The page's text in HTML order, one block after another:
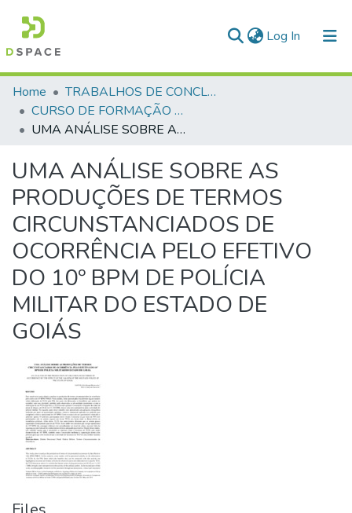
Log In (current)
Communities & Collections
All of DSpace
Home
TRABALHOS DE CONCLUSÃO DE CURSO - CFP (CURSO DE FORMAÇÃO DE PRAÇAS)
CURSO DE FORMAÇÃO DE PRAÇAS - CFP - 2018
UMA ANÁLISE SOBRE AS PRODUÇÕES DE TERMOS CIRCUNSTANCIADOS DE OCORRÊNCIA PELO EFETIVO DO 10º BPM DE POLÍCIA MILITAR DO ESTADO DE GOIÁS
UMA ANÁLISE SOBRE AS
PRODUÇÕES DE TERMOS
CIRCUNSTANCIADOS DE
OCORRÊNCIA PELO EFETIVO
DO 10º BPM DE POLÍCIA
MILITAR DO ESTADO DE
GOIÁS